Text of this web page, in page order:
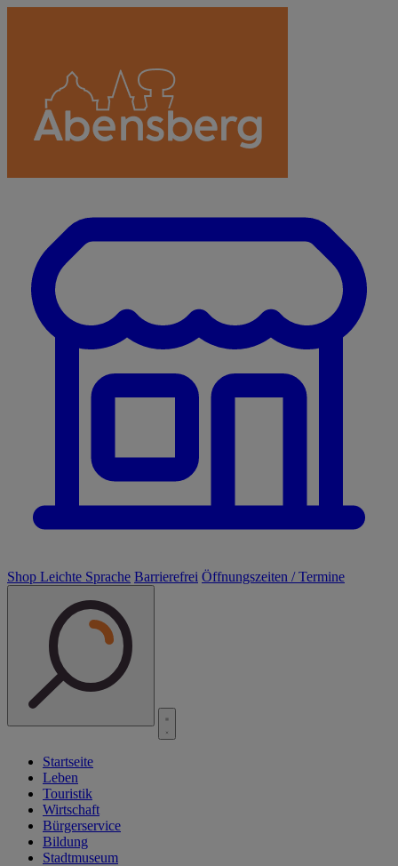
Shop Leichte Sprache Barrierefrei Öffnungszeiten / Termine
Startseite
Leben
Touristik
Wirtschaft
Bürgerservice
Bildung
Stadtmuseum